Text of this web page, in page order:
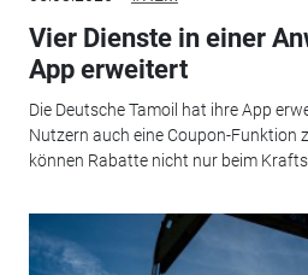
Vier Dienste in einer
App erweitert
Die Deutsche Tamoil hat ihre App
Nutzern auch eine Coupon-Funktion
können Rabatte nicht nur beim